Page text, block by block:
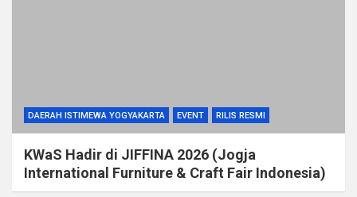
DAERAH ISTIMEWA YOGYAKARTA EVENT RILIS RESMI
KWaS Hadir di JIFFINA 2026 (Jogja
International Furniture & Craft Fair Indonesia)